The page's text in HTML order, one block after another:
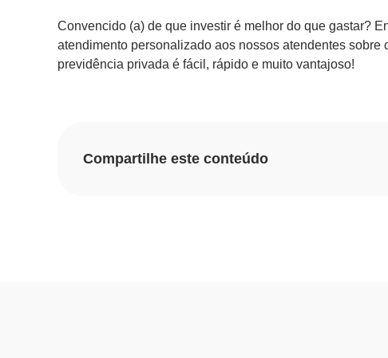
Convencido (a) de que investir é melhor do que gastar?
atendimento personalizado aos nossos atendentes sobre
previdência privada é fácil, rápido e muito vantajoso!
Compartilhe este conteúdo